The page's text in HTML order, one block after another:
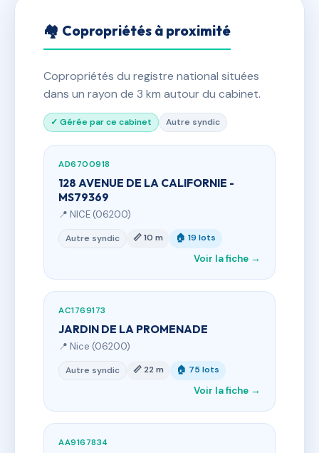
🏘 Copropriétés à proximité
Copropriétés du registre national situées
dans un rayon de 3 km autour du cabinet.
✓ Gérée par ce cabinet Autre syndic
AD6700918
128 AVENUE DE LA CALIFORNIE -
MS79369
📍 NICE (06200)
Autre syndic 📏 10 m 🏠 19 lots
Voir la fiche →
AC1769173
JARDIN DE LA PROMENADE
📍 Nice (06200)
Autre syndic 📏 22 m 🏠 75 lots
Voir la fiche →
AA9167834